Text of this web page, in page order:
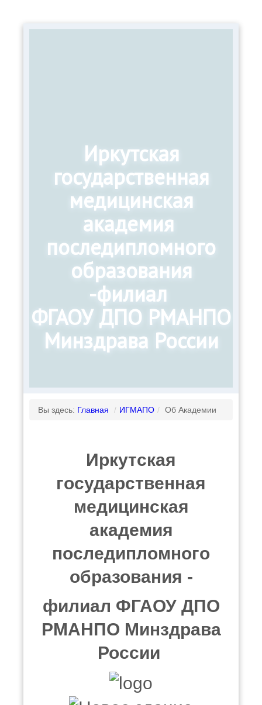
Иркутская
государственная
медицинская
академия
последипломного
образования
-филиал
ФГАОУ ДПО РМАНПО
Минздрава России
Вы здесь: Главная / ИГМАПО / Об Академии
Иркутская
государственная
медицинская
академия
последипломного
образования -
филиал ФГАОУ ДПО
РМАНПО Минздрава
России